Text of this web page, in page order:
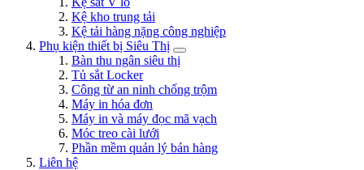
Kệ kho trung tải
Kệ tải hàng nặng công nghiệp
Phụ kiện thiết bị Siêu Thị
Bàn thu ngân siêu thị
Tủ sắt Locker
Công từ an ninh chống trộm
Máy in hóa đơn
Máy in và máy đọc mã vạch
Móc treo cài lưới
Phần mềm quản lý bán hàng
Liên hệ